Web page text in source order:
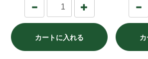
カートに入れる